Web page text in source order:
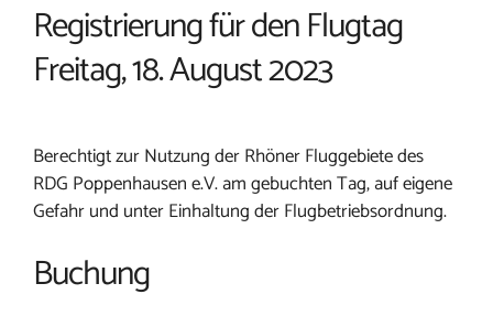
Registrierung für den Flugtag
Freitag, 18. August 2023
Berechtigt zur Nutzung der Rhöner Fluggebiete des
RDG Poppenhausen e.V. am gebuchten Tag, auf eigene
Gefahr und unter Einhaltung der Flugbetriebsordnung.
Buchung